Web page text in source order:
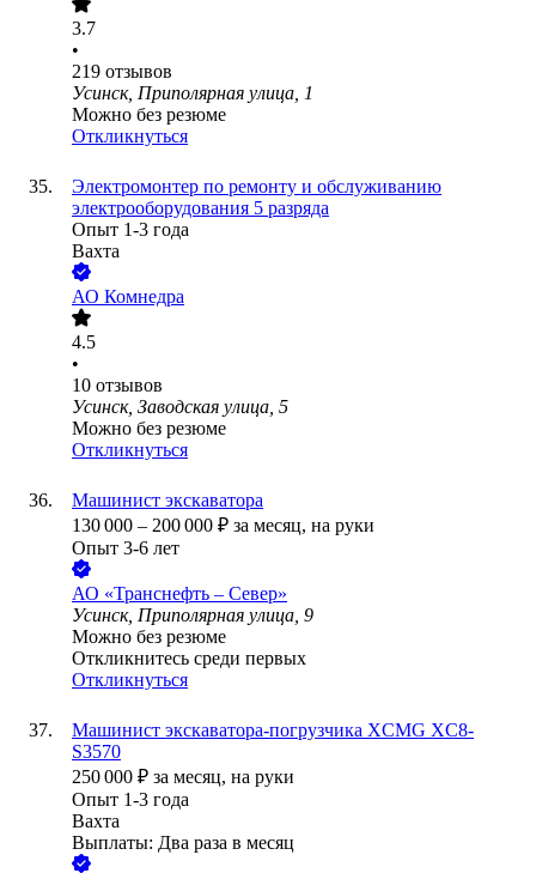
3.7
•
219 отзывов
Усинск, Приполярная улица, 1
Можно без резюме
Откликнуться
Электромонтер по ремонту и обслуживанию
электрооборудования 5 разряда
Опыт 1-3 года
Вахта
АО Комнедра
4.5
•
10 отзывов
Усинск, Заводская улица, 5
Можно без резюме
Откликнуться
Машинист экскаватора
130 000 – 200 000 ₽ за месяц, на руки
Опыт 3-6 лет
АО «Транснефть – Север»
Усинск, Приполярная улица, 9
Можно без резюме
Откликнитесь среди первых
Откликнуться
Машинист экскаватора-погрузчика XCMG XC8-
S3570
250 000 ₽ за месяц, на руки
Опыт 1-3 года
Вахта
Выплаты: Два раза в месяц